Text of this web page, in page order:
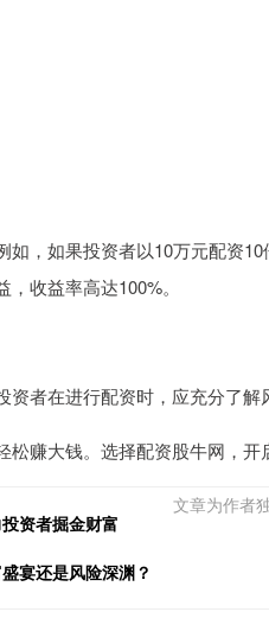
，如果投资者以10万元配资10
收益率高达100%。
者在进行配资时，应充分了解
赚大钱。选择配资股牛网，开
文章为作者
资者掘金财富
宴还是风险深渊？